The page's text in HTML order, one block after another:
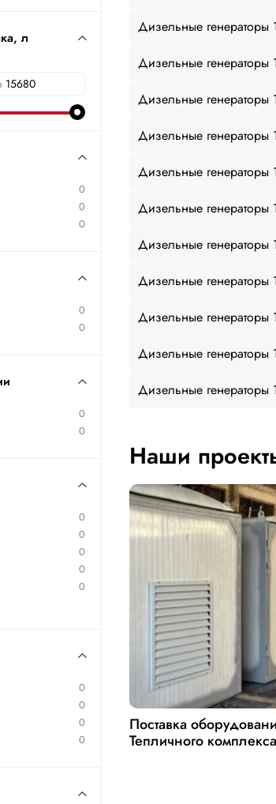
Дизельные генераторы
Дизельные генераторы
Дизельные генераторы
Дизельные генераторы
Дизельные генераторы
Дизельные генераторы
Дизельные генераторы
Дизельные генераторы
Дизельные генераторы
Дизельные генераторы
Дизельные генераторы
Наши
Поставка
Тепличного
л
0
0
0
0
0
0
0
0
0
0
0
0
0
0
0
0